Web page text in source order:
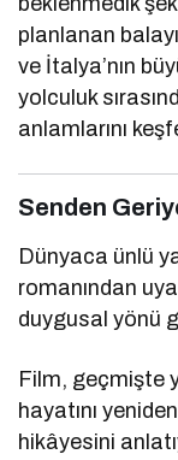
planlanan
ve İtalya’nın
yolculuk
anlamlarını
Senden
Dünyaca ünlü
romanından
duygusal yönü
Film, geçmişte
hayatını
hikâyesini